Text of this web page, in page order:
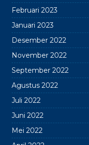
Februari 2023
Januari 2023
Desember 2022
November 2022
September 2022
Agustus 2022
Juli 2022
Juni 2022
Mei 2022